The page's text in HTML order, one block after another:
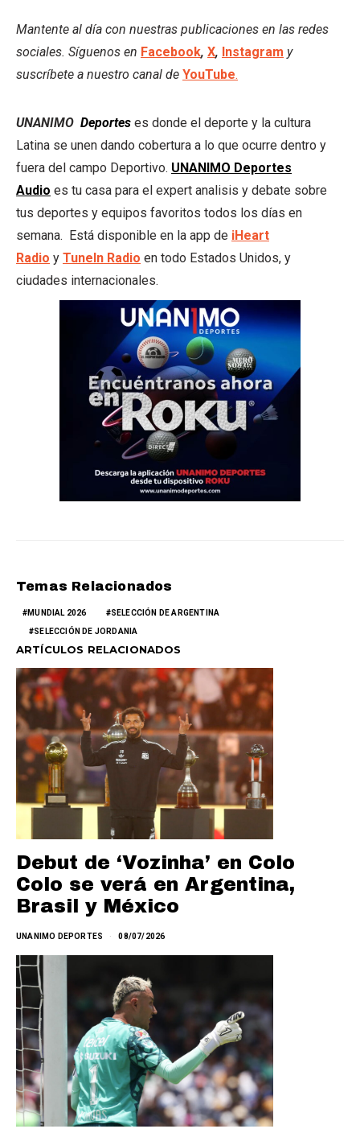
Mantente al día con nuestras publicaciones en las redes
sociales. Síguenos en Facebook, X, Instagram y
suscríbete a nuestro canal de YouTube.
UNANIMO Deportes es donde el deporte y la cultura
Latina se unen dando cobertura a lo que ocurre dentro y
fuera del campo Deportivo. UNANIMO Deportes
Audio es tu casa para el expert analisis y debate sobre
tus deportes y equipos favoritos todos los días en
semana. Está disponible en la app de iHeart
Radio y TuneIn Radio en todo Estados Unidos, y
ciudades internacionales.
Temas Relacionados
MUNDIAL 2026 SELECCIÓN DE ARGENTINA
SELECCIÓN DE JORDANIA
ARTÍCULOS RELACIONADOS
Debut de ‘Vozinha’ en Colo
Colo se verá en Argentina,
Brasil y México
UNANIMO DEPORTES 08/07/2026